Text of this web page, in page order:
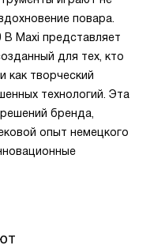
шнура сделали
небольшое, и я
сигнал
дает
на кухню, и мне
повара.
B Maxi представляет
для тех, кто
как творческий
технологий. Эта
бренда,
опыт немецкого